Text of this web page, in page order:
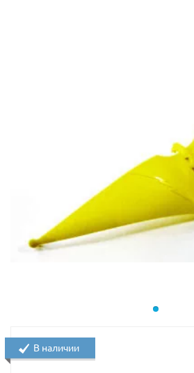
В наличии